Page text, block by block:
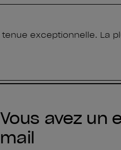
Vous avez un
mail